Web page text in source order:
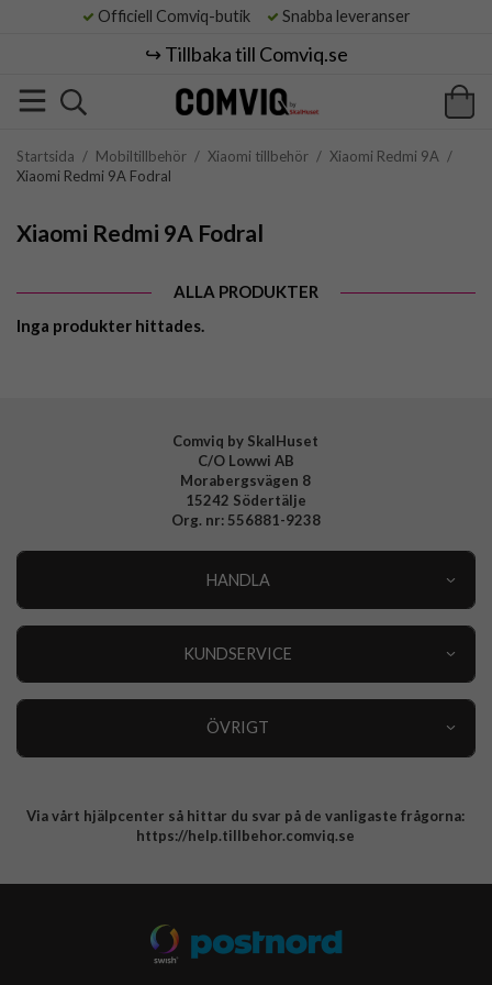
Officiell Comviq-butik Snabba leveranser
↪️ Tillbaka till Comviq.se
Startsida / Mobiltillbehör / Xiaomi tillbehör / Xiaomi Redmi 9A /
Xiaomi Redmi 9A Fodral
Xiaomi Redmi 9A Fodral
ALLA PRODUKTER
Inga produkter hittades.
Comviq by SkalHuset
C/O Lowwi AB
Morabergsvägen 8
15242 Södertälje
Org. nr: 556881-9238
HANDLA
KUNDSERVICE
ÖVRIGT
Integritetspolicy
Via vårt hjälpcenter så hittar du svar på de vanligaste frågorna:
https://help.tillbehor.comviq.se